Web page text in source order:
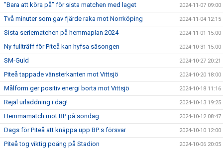
”Bara att köra på” för sista matchen med laget 2024-11-07 09:00
Två minuter som gav fjärde raka mot Norrköping 2024-11-04 12:15
Sista seriematchen på hemmaplan 2024 2024-11-01 15:00
Ny fullträff för Piteå kan hyfsa säsongen 2024-10-31 15:00
SM-Guld 2024-10-27 20:21
Piteå tappade vänsterkanten mot Vittsjö 2024-10-20 18:00
Målform ger positiv energi borta mot Vittsjö 2024-10-18 11:16
Rejäl urladdning i dag! 2024-10-13 19:25
Hemmamatch mot BP på söndag 2024-10-12 08:47
Dags för Piteå att knäppa upp BP:s försvar 2024-10-10 12:00
Piteå tog viktig poäng på Stadion 2024-10-06 20:05